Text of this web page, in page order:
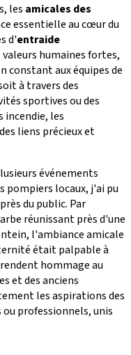
les amicales des
essentielle au cœur du
d'entraide
humaines fortes,
constant aux équipes de
à travers des
sportives ou des
incendie, les
liens précieux et
événements
pompiers locaux, j'ai pu
du public. Par
réunissant près d'une
l'ambiance amicale
était palpable à
hommage au
et des anciens
les aspirations des
professionnels, unis